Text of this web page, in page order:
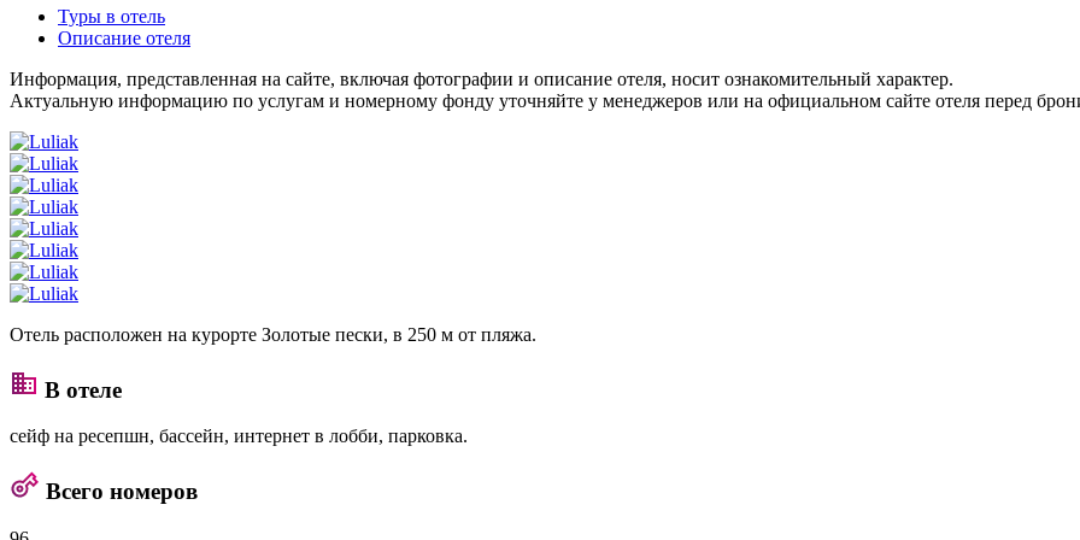
Туры в отель
Описание отеля
Информация, представленная на сайте, включая фотографии и описание отеля, носит ознакомительный характер.
Актуальную информацию по услугам и номерному фонду уточняйте у менеджеров или на официальном сайте отеля перед
Отель расположен на курорте Золотые пески, в 250 м от пляжа.
В отеле
сейф на ресепшн, бассейн, интернет в лобби, парковка.
Всего номеров